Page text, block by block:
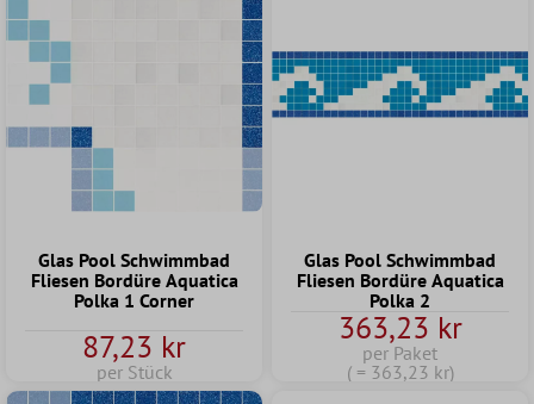
Glas Pool Schwimmbad
Fliesen Bordüre Aquatica
Polka 1 Corner
87,23 kr
per Stück
Glas Pool Schwimmbad
Fliesen Bordüre Aquatica
Polka 2
363,23 kr
per Paket
( = 363,23 kr)